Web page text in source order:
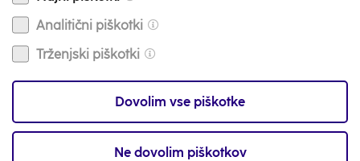
Izjava o zasebnosti
Analitični piškotki
Trženjski piškotki
Dovolim vse piškotke
Ne dovolim piškotkov